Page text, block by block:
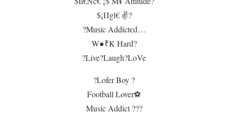
$¡Πgl€ ✌?
?Muѕíc Αddíctєd…
W●₹K Hard?
?Live?Laugh?LoVe
?Lofer Boy ?
Football Lover⚽
Music Addict ???